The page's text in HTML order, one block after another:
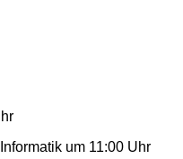
um 11:00 Uhr